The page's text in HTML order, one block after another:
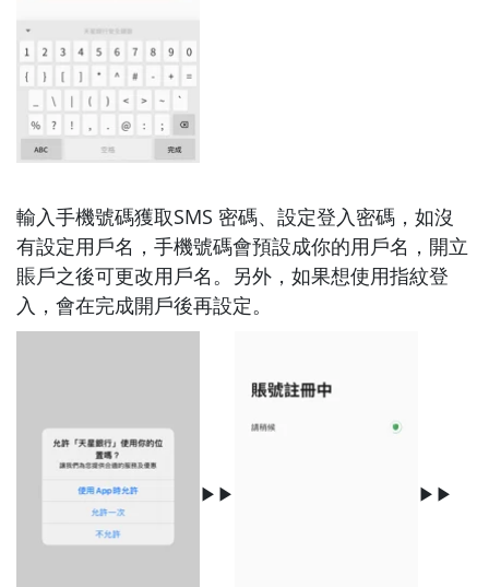
輸入手機號碼獲取SMS 密碼、設定登入密碼，如沒
有設定用戶名，手機號碼會預設成你的用戶名，開立
賬戶之後可更改用戶名。另外，如果想使用指紋登
入，會在完成開戶後再設定。
▶▶ ▶▶